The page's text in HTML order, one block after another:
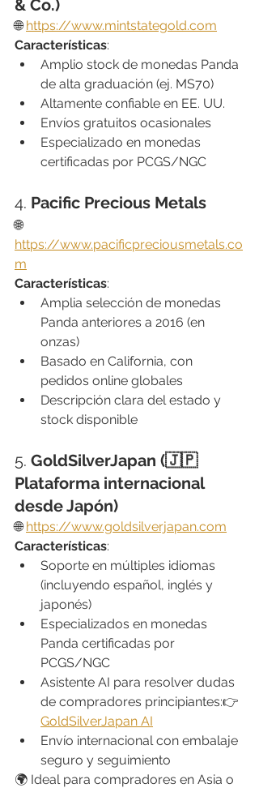
& Co.)
🌐 https://www.mintstategold.com
Características:
Amplio stock de monedas Panda
de alta graduación (ej. MS70)
Altamente confiable en EE. UU.
Envíos gratuitos ocasionales
Especializado en monedas
certificadas por PCGS/NGC
4. Pacific Precious Metals
🌐
https://www.pacificpreciousmetals.co
m
Características:
Amplia selección de monedas
Panda anteriores a 2016 (en
onzas)
Basado en California, con
pedidos online globales
Descripción clara del estado y
stock disponible
5. GoldSilverJapan (🇯🇵
Plataforma internacional
desde Japón)
🌐 https://www.goldsilverjapan.com
Características:
Soporte en múltiples idiomas
(incluyendo español, inglés y
japonés)
Especializados en monedas
Panda certificadas por
PCGS/NGC
Asistente AI para resolver dudas
de compradores principiantes:👉
GoldSilverJapan AI
Envío internacional con embalaje
seguro y seguimiento
🌍 Ideal para compradores en Asia o